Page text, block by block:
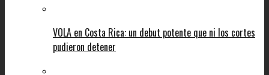
VOLA en Costa Rica: un debut potente que ni los cortes
pudieron detener